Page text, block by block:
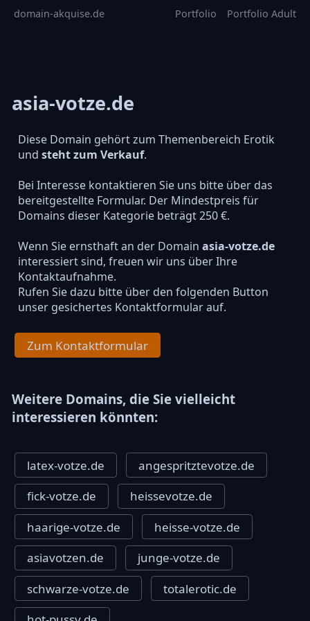
domain-akquise.de Portfolio Portfolio Adult
asia-votze.de
Diese Domain gehört zum Themenbereich Erotik
und steht zum Verkauf.
Bei Interesse kontaktieren Sie uns bitte über das
bereitgestellte Formular. Der Mindestpreis für
Domains dieser Kategorie beträgt 250 €.
Wenn Sie ernsthaft an der Domain asia-votze.de
interessiert sind, freuen wir uns über Ihre
Kontaktaufnahme.
Rufen Sie dazu bitte über den folgenden Button
unser gesichertes Kontaktformular auf.
Zum Kontaktformular
Weitere Domains, die Sie vielleicht
interessieren könnten:
latex-votze.de
angespritztevotze.de
fick-votze.de
heissevotze.de
haarige-votze.de
heisse-votze.de
asiavotzen.de
junge-votze.de
schwarze-votze.de
totalerotic.de